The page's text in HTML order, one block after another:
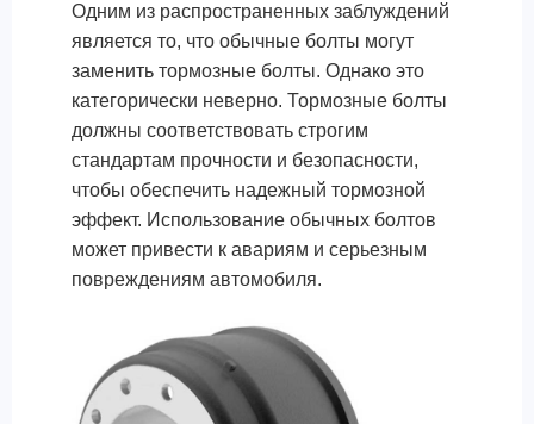
Одним из распространенных заблуждений
является то, что обычные болты могут
заменить тормозные болты. Однако это
категорически неверно. Тормозные болты
должны соответствовать строгим
стандартам прочности и безопасности,
чтобы обеспечить надежный тормозной
эффект. Использование обычных болтов
может привести к авариям и серьезным
повреждениям автомобиля.